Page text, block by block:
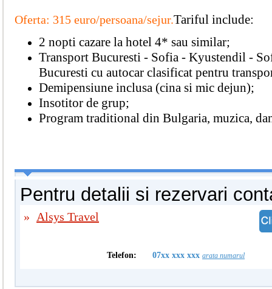
Oferta: 315 euro/persoana/sejur.Tariful include:
2 nopti cazare la hotel 4* sau similar;
Transport Bucuresti - Sofia - Kyustendil -
Bucuresti cu autocar clasificat pentru
Demipensiune inclusa (cina si mic dejun);
Insotitor de grup;
Program traditional din Bulgaria, muzica,
Pentru detalii si rezervari
» Alsys Travel
Telefon: 07xx xxx xxx arata numarul